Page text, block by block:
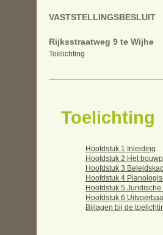
Rijksstraatweg 9 te Wijhe
Toelichting
VASTSTELLINGSBESLUIT
Toelichting
Hoofdstuk 1 Inleiding
Hoofdstuk 2 Het
Hoofdstuk 3
Hoofdstuk 4
Hoofdstuk 5 Juridische
Hoofdstuk 6
Bijlagen bij de